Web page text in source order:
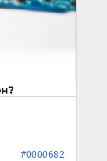
#0000682